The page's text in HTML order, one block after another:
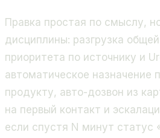
Правка простая по смыслу,
дисциплины: разгрузка
приоритета по источнику и
автоматическое назначение
продукту, авто-дозвон из
на первый контакт и
если спустя N минут статус